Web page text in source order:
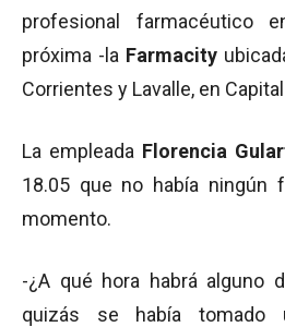
profesional farmacéutico
próxima -la Farmacity
Corrientes y Lavalle, en
La empleada Florencia
18.05 que no había ningún
momento.
-¿A qué hora habrá alguno
quizás se había tomado